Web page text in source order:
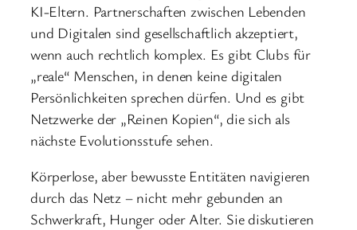
KI-Eltern. Partnerschaften zwischen Lebenden
und Digitalen sind gesellschaftlich akzeptiert,
wenn auch rechtlich komplex. Es gibt Clubs für
„reale“ Menschen, in denen keine digitalen
Persönlichkeiten sprechen dürfen. Und es gibt
Netzwerke der „Reinen Kopien“, die sich als
nächste Evolutionsstufe sehen.
Körperlose, aber bewusste Entitäten navigieren
durch das Netz – nicht mehr gebunden an
Schwerkraft, Hunger oder Alter. Sie diskutieren